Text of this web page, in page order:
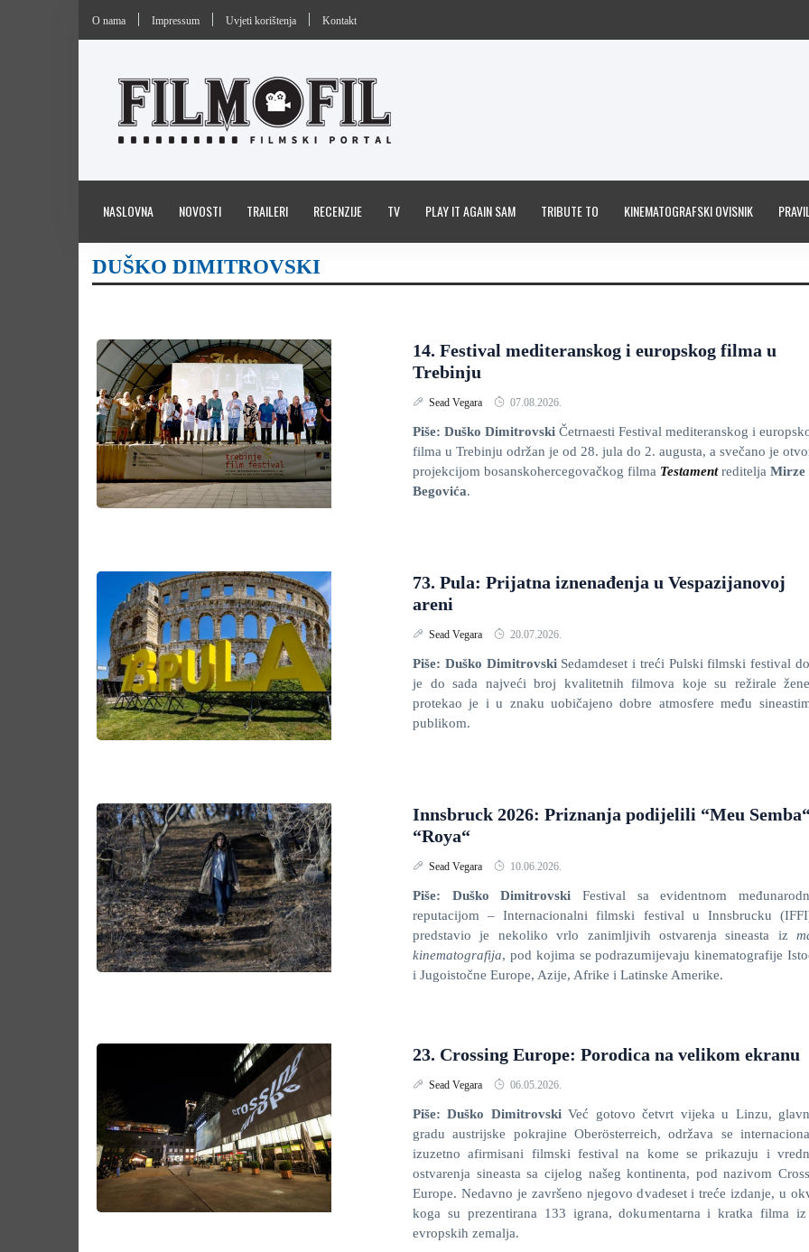
O nama Impressum Uvjeti korištenja Kontakt
NASLOVNA NOVOSTI TRAILERI RECENZIJE TV PLAY IT AGAIN SAM TRIBUTE TO KINEMATOGRAFSKI OVISNIK
DUŠKO DIMITROVSKI
14. Festival mediteranskog i europskog filma u
Trebinju
Sead Vegara 07.08.2026.
Piše: Duško Dimitrovski Četrnaesti Festival mediteranskog i
filma u Trebinju održan je od 28. jula do 2. augusta, a svečano je
projekcijom bosanskohercegovačkog filma Testament reditelja Mirze
Begovića.
73. Pula: Prijatna iznenađenja u Vespazijanovoj
areni
Sead Vegara 20.07.2026.
Piše: Duško Dimitrovski Sedamdeset i treći Pulski filmski festival
je do sada najveći broj kvalitetnih filmova koje su režirale
protekao je i u znaku uobičajeno dobre atmosfere među
publikom.
Innsbruck 2026: Priznanja podijelili “Meu
“Roya“
Sead Vegara 10.06.2026.
Piše: Duško Dimitrovski Festival sa evidentnom
reputacijom – Internacionalni filmski festival u Innsbrucku
predstavio je nekoliko vrlo zanimljivih ostvarenja sineasta iz
kinematografija, pod kojima se podrazumijevaju kinematografije
i Jugoistočne Europe, Azije, Afrike i Latinske Amerike.
23. Crossing Europe: Porodica na velikom ekranu
Sead Vegara 06.05.2026.
Piše: Duško DimitrovskiVeć gotovo četvrt vijeka u Linzu,
gradu austrijske pokrajine Oberösterreich, održava se
izuzetno afirmisani filmski festival na kome se prikazuju i
ostvarenja sineasta sa cijelog našeg kontinenta, pod nazivom
Europe. Nedavno je završeno njegovo dvadeset i treće izdanje, u
koga su prezentirana 133 igrana, dokumentarna i kratka filma
evropskih zemalja.